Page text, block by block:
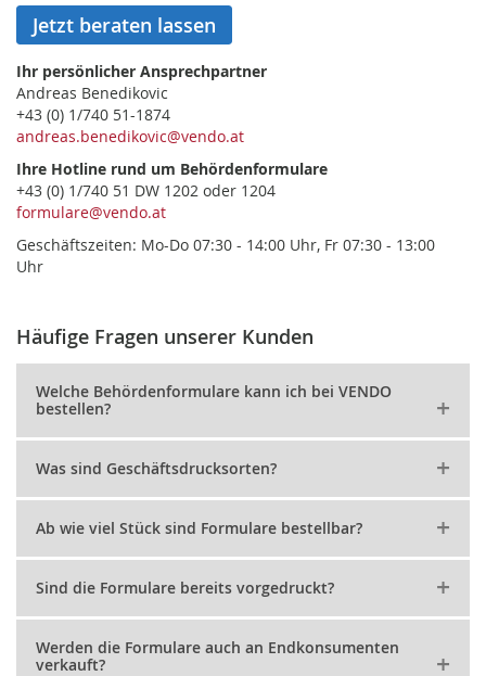
Jetzt beraten lassen
Ihr persönlicher Ansprechpartner
Andreas Benedikovic
+43 (0) 1/740 51-1874
andreas.benedikovic@vendo.at
Ihre Hotline rund um Behördenformulare
+43 (0) 1/740 51 DW 1202 oder 1204
formulare@vendo.at
Geschäftszeiten: Mo-Do 07:30 - 14:00 Uhr, Fr 07:30 - 13:00
Uhr
Häufige Fragen unserer Kunden
Welche Behördenformulare kann ich bei VENDO
bestellen?
Was sind Geschäftsdrucksorten?
Ab wie viel Stück sind Formulare bestellbar?
Sind die Formulare bereits vorgedruckt?
Werden die Formulare auch an Endkonsumenten
verkauft?